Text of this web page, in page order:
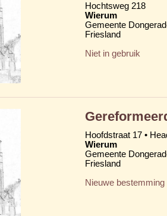
Hochtsweg 218
Wierum
Gemeente
Friesland
Niet in gebruik
Hoofdstraat 17 •
Wierum
Gemeente
Friesland
Nieuwe bestemming